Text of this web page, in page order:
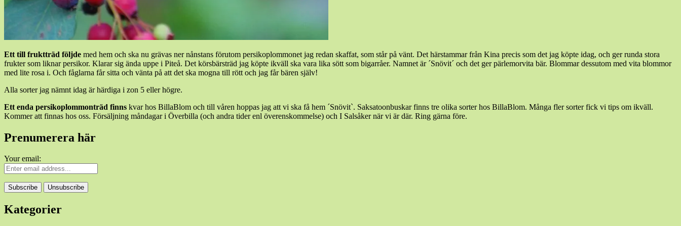
Ett till fruktträd följde med hem och ska nu grävas ner nånstans förutom persikoplommonet jag redan skaffat, som står på vänt. Det härstammar från Kina precis som det jag köpte idag, och ger runda stora
frukter som liknar persikor. Klarar sig ända uppe i Piteå. Det körsbärsträd jag köpte ikväll ska vara lika sött som bigarråer. Namnet är ´Snövit´ och det ger pärlemorvita bär. Blommar dessutom med vita blommor
med lite rosa i. Och fåglarna får sitta och vänta på att det ska mogna till rött och jag får bären själv!
Alla sorter jag nämnt idag är härdiga i zon 5 eller högre.
Ett enda persikoplommonträd finns kvar hos BillaBlom och till våren hoppas jag att vi ska få hem ´Snövit`. Saksatoonbuskar finns tre olika sorter hos BillaBlom. Många fler sorter fick vi tips om ikväll.
Kommer att finnas hos oss. Försäljning måndagar i Överbilla (och andra tider enl överenskommelse) och I Salsåker när vi är där. Ring gärna före.
Prenumerera här
Your email:
Kategorier